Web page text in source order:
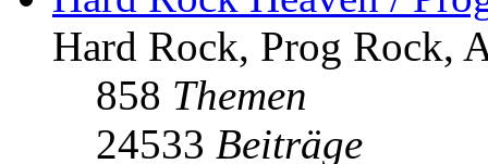
Hard Rock, Prog Rock,
858 Themen
24533 Beiträge